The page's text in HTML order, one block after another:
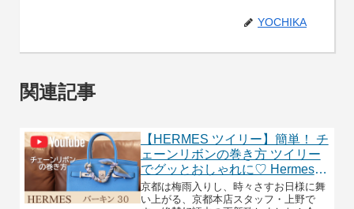
YOCHIKA
関連記事
【HERMES ツイリー】簡単！ チ
ェーンリボンの巻き方 ツイリー
でグッとおしゃれに♡ Hermes
bag how to tie Twilly
京都は梅雨入りし、時々さすお日様に舞
い上がる、京都本店スタッフ・上野で